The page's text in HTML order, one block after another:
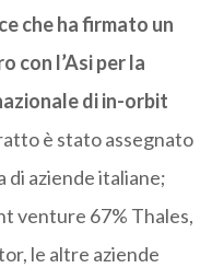
che ha firmato un
con l’Asi per la
di in-orbit
è stato assegnato
di aziende italiane;
venture 67% Thales,
le altre aziende